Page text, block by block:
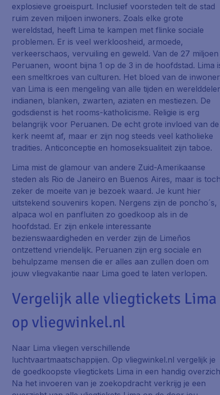
explosieve groeispurt. Inclusief voorsteden telt de stad
ruim zeven miljoen inwoners. Zoals elke grote
wereldstad, heeft Lima te kampen met flinke sociale
problemen. Er is veel werkloosheid, armoede,
verkeerschaos, vervuiling en geweld. Van de 27 miljoen
Peruanen, woont bijna 1 op de 3 in de hoofdstad. Lima
een smeltkroes van culturen. Het bloed van de
van Lima is een mengeling van alle tijden en
indianen, blanken, zwarten, aziaten en mestiezen. De
godsdienst is het rooms-katholicisme. Religie is erg
belangrijk voor Peruanen. De echt grote invloed van de
kerk neemt af, maar er zijn nog steeds veel katholieke
tradities. Anticonceptie en homoseksualiteit zijn taboe.
Lima mist de glamour van andere Zuid-Amerikaanse
steden als Rio de Janeiro en Buenos Aires, maar is
zeker de moeite van je bezoek waard. Je kunt hier
uitstekend souvenirs kopen. Nergens zijn de poncho´s,
alpaca wol en panfluiten zo goedkoop als in de
hoofdstad. Er zijn enkele interessante
bezienswaardigheden en verder zijn de Limeños
ontzettend vriendelijk. Peruanen zijn erg sociale en
behulpzame mensen die er alles aan zullen doen om
jouw vliegvakantie naar Lima goed te laten verlopen.
Vergelijk alle vliegtickets Lima
op vliegwinkel.nl
Naar Lima vliegen verschillende
luchtvaartmaatschappijen. Op vliegwinkel.nl vergelijk je
de goedkoopste vliegtickets Lima in een handig
Na het invoeren van je zoekopdracht verkrijg je een